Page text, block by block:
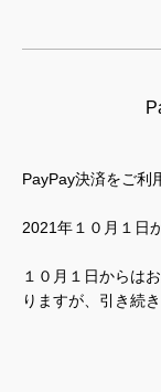
PayPay決済をご利
2021年１０月１日
１０月１日からは
りますが、引き続